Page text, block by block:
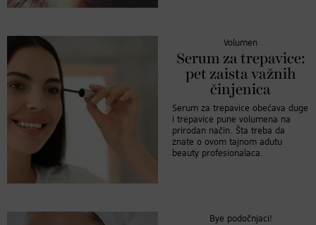
Volumen
Serum za trepavice:
pet zaista važnih
činjenica
Serum za trepavice obećava duge
i trepavice pune volumena na
prirodan način. Šta treba da
znate o ovom tajnom adutu
beauty profesionalaca.
Bye podočnjaci!